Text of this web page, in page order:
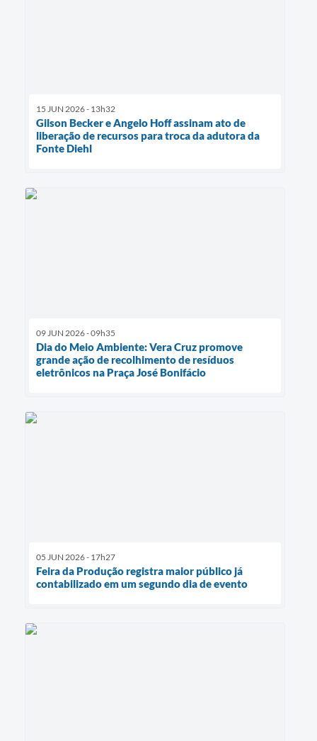
15 JUN 2026 - 13h32
Gilson Becker e Angelo Hoff assinam ato de
liberação de recursos para troca da adutora da
Fonte Diehl
09 JUN 2026 - 09h35
Dia do Meio Ambiente: Vera Cruz promove
grande ação de recolhimento de resíduos
eletrônicos na Praça José Bonifácio
05 JUN 2026 - 17h27
Feira da Produção registra maior público já
contabilizado em um segundo dia de evento